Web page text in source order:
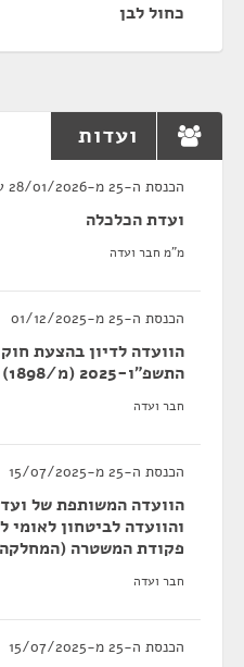
כחול לבן
ועדות
הכנסת ה-25 מ-28/01/2026 עד 20/05/2026
ועדת הכלכלה
מ"מ חבר ועדה
הכנסת ה-25 מ-01/12/2025
הוועדה לדיון בהצעת
התשפ"ו-2025 (מ/1898)
חבר ועדה
הכנסת ה-25 מ-15/07/2025
הוועדה המשותפת של
והוועדה לביטחון לאומי
פקודת המשטרה
חבר ועדה
הכנסת ה-25 מ-15/07/2025